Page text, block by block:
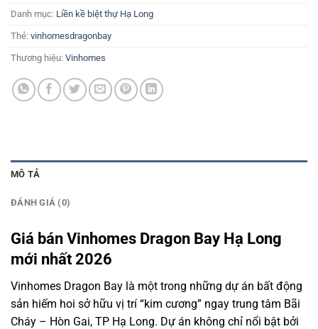
Danh mục: Liền kề biệt thự Hạ Long
Thẻ: vinhomesdragonbay
Thương hiệu: Vinhomes
MÔ TẢ
ĐÁNH GIÁ (0)
Giá bán Vinhomes Dragon Bay Hạ Long
mới nhất 2026
Vinhomes Dragon Bay là một trong những dự án bất động
sản hiếm hoi sở hữu vị trí “kim cương” ngay trung tâm Bãi
Cháy – Hòn Gai, TP Hạ Long. Dự án không chỉ nổi bật bởi